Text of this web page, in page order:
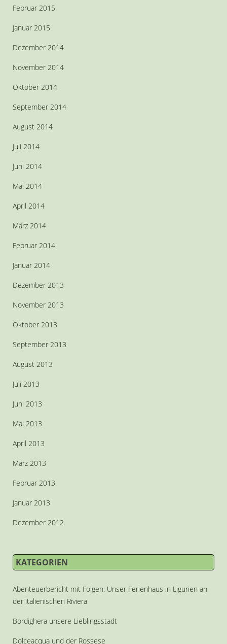
Februar 2015
Januar 2015
Dezember 2014
November 2014
Oktober 2014
September 2014
August 2014
Juli 2014
Juni 2014
Mai 2014
April 2014
März 2014
Februar 2014
Januar 2014
Dezember 2013
November 2013
Oktober 2013
September 2013
August 2013
Juli 2013
Juni 2013
Mai 2013
April 2013
März 2013
Februar 2013
Januar 2013
Dezember 2012
KATEGORIEN
Abenteuerbericht mit Folgen: Unser Ferienhaus in Ligurien an
der italienischen Riviera
Bordighera unsere Lieblingsstadt
Dolceacqua und der Rossese